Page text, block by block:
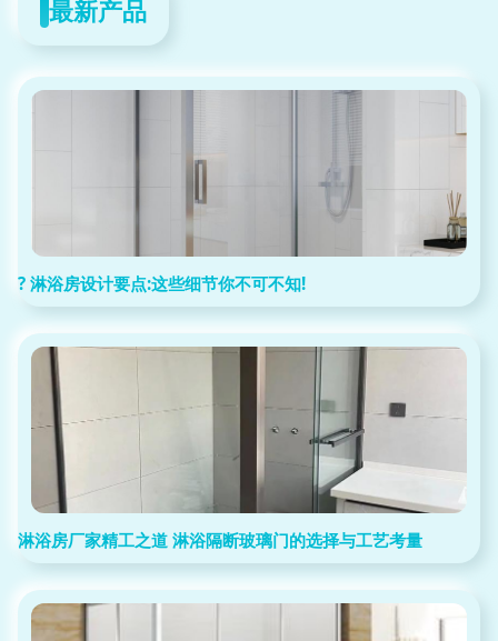
最新产品
? 淋浴房设计要点:这些细节你不可不知!
淋浴房厂家精工之道 淋浴隔断玻璃门的选择与工艺考量